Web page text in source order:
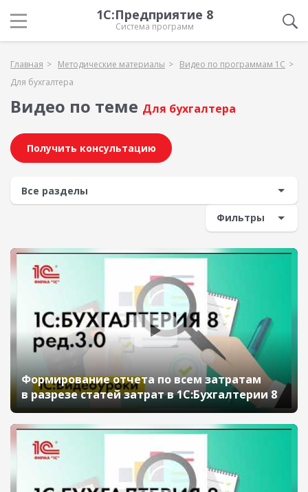
1С:Предприятие 8
Система программ
Главная Методические материалы
Видео по программам 1С
Для бухгалтера
Видео по теме Для бухгалтера
Получить консультацию
Фильтры
Формирование отчета по всем затратам
в разрезе статей затрат в 1С:Бухгалтерии 8